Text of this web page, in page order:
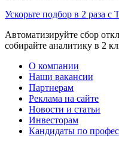
Ускорьте подбор в 2 раза с
Автоматизируйте сбор
собирайте аналитику в 2
О компании
Наши вакансии
Партнерам
Реклама на сайте
Новости и статьи
Инвесторам
Кандидаты по